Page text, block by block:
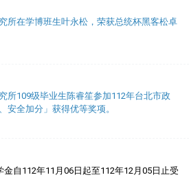
所在学博班生叶永松，荣获总统杯黑客松卓
所109级毕业生陈睿笙参加112年台北市政
安全加分」获得优等奖项。
自112年11月06日起至112年12月05日止受